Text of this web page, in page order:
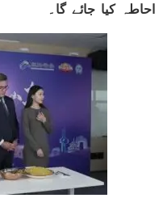
احاطہ کیا جائے گا۔